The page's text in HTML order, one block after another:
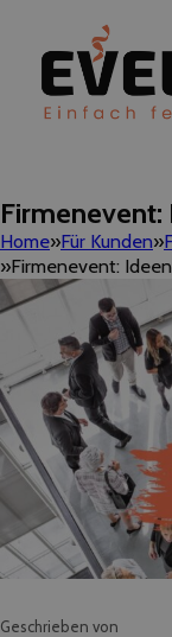
Home Für Kunden
Firmenevent:
Geschrieben von